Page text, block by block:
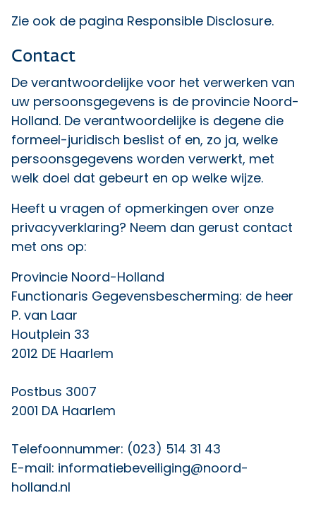
Zie ook de pagina Responsible Disclosure.
Contact
De verantwoordelijke voor het verwerken van
uw persoonsgegevens is de provincie Noord-
Holland. De verantwoordelijke is degene die
formeel-juridisch beslist of en, zo ja, welke
persoonsgegevens worden verwerkt, met
welk doel dat gebeurt en op welke wijze.
Heeft u vragen of opmerkingen over onze
privacyverklaring? Neem dan gerust contact
met ons op:
Provincie Noord-Holland
Functionaris Gegevensbescherming: de heer
P. van Laar
Houtplein 33
2012 DE Haarlem
Postbus 3007
2001 DA Haarlem
Telefoonnummer: (023) 514 31 43
E-mail: informatiebeveiliging@noord-
holland.nl